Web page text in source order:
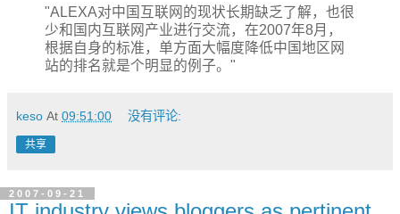
"ALEXA对中国互联网的现状长期缺乏了解，也很
少和国内互联网产业进行交流，在2007年8月，
根据自身的标准，单方面大幅度降低中国地区网
站的排名就是个明显的例子。"
keso At 09:51:00 没有评论:
共享
2007-09-21